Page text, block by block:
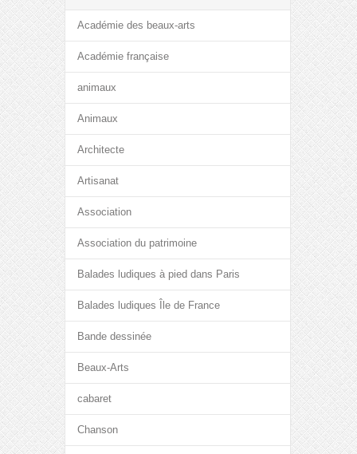
Académie des beaux-arts
Académie française
animaux
Animaux
Architecte
Artisanat
Association
Association du patrimoine
Balades ludiques à pied dans Paris
Balades ludiques Île de France
Bande dessinée
Beaux-Arts
cabaret
Chanson